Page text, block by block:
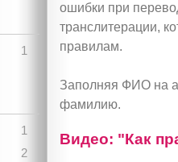
ошибки при
транслитерации,
правилам.
Заполняя ФИО на
фамилию.
Видео: "Как
1
1
2